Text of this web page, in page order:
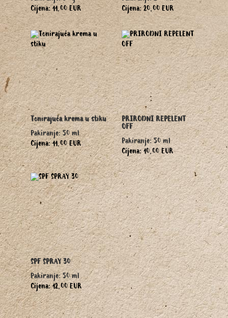
Cijena: 11,00 EUR
Cijena: 20,00 EUR
Tonirajuća krema u stiku
Pakiranje: 50 ml
Cijena: 11,00 EUR
PRIRODNI REPELENT
OFF
Pakiranje: 50 ml
Cijena: 10,00 EUR
SPF SPRAY 30
Pakiranje: 50 ml
Cijena: 12,00 EUR